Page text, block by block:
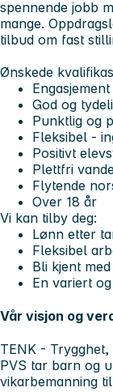
spennende jobb
mange.
tilbud om fast
Ønskede
God og
Punktlig og
Fleksibel -
Positivt
Plettfri
Flytende
Over 18 år
Vi kan tilby deg:
Lønn etter
Fleksibel
Bli kjent
En variert
Vår visjon og
TENK - Trygghet,
PVS tar barn og
vikarbemanning